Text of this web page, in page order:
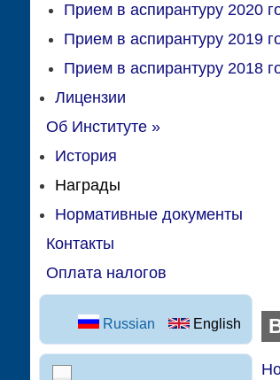
Прием в аспирантуру 2020
Прием в аспирантуру 2019
Прием в аспирантуру 2018
Лицензии
Об Институте»
История
Награды
Нормативные документы
Контакты
Оплата налогов
Russian English